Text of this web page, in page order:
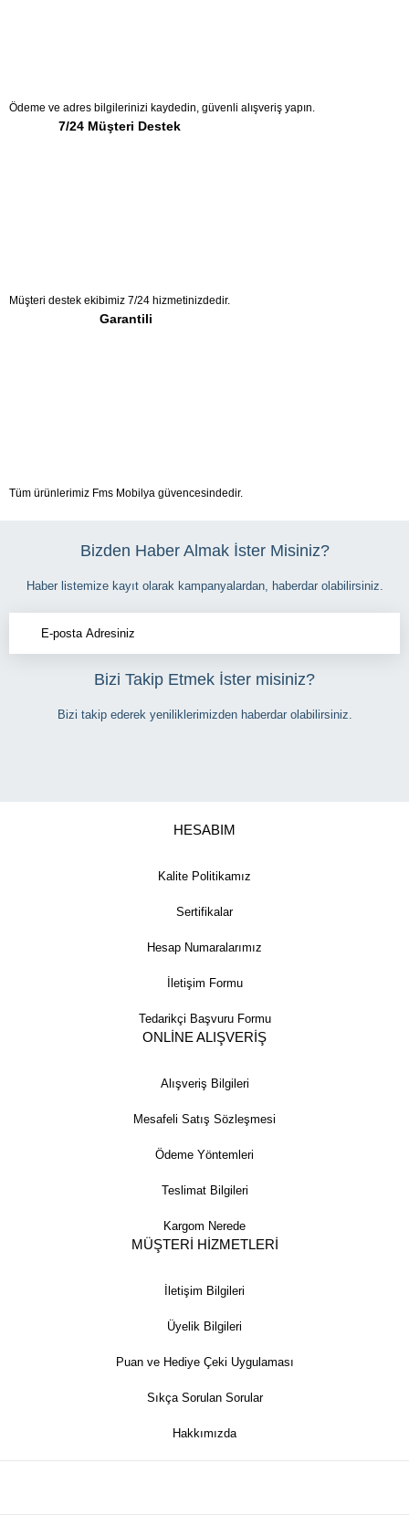
Ödeme ve adres bilgilerinizi kaydedin, güvenli alışveriş yapın.
7/24 Müşteri Destek
Müşteri destek ekibimiz 7/24 hizmetinizdedir.
Garantili
Tüm ürünlerimiz Fms Mobilya güvencesindedir.
Bizden Haber Almak İster Misiniz?
Haber listemize kayıt olarak kampanyalardan, haberdar olabilirsiniz.
Bizi Takip Etmek İster misiniz?
Bizi takip ederek yeniliklerimizden haberdar olabilirsiniz.
HESABIM
Kalite Politikamız
Sertifikalar
Hesap Numaralarımız
İletişim Formu
Tedarikçi Başvuru Formu
ONLİNE ALIŞVERİŞ
Alışveriş Bilgileri
Mesafeli Satış Sözleşmesi
Ödeme Yöntemleri
Teslimat Bilgileri
Kargom Nerede
MÜŞTERİ HİZMETLERİ
İletişim Bilgileri
Üyelik Bilgileri
Puan ve Hediye Çeki Uygulaması
Sıkça Sorulan Sorular
Hakkımızda